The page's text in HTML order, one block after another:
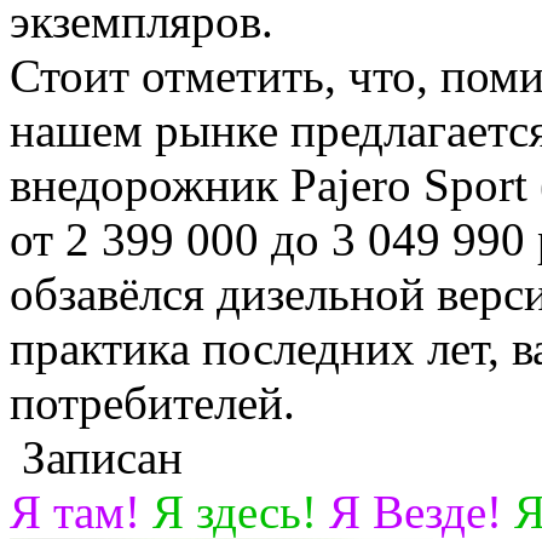
экземпляров.
Стоит отметить, что,
нашем рынке
внедорожник Pajero
от 2 399 000 до 3 049
обзавёлся дизельной
практика последних лет,
потребителей.
Записан
Я там! Я здесь! Я Везде!